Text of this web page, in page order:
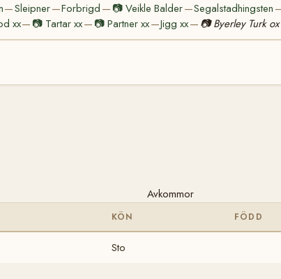
—Sleipner—Forbrigd — 📷Veikle Balder—Segalstadhingsten
xx— 📷 Tartar xx— 📷Partner xx—Jigg xx— 📷 Byerley Turk ox
Avkommor
KÖN FÖDD
Sto